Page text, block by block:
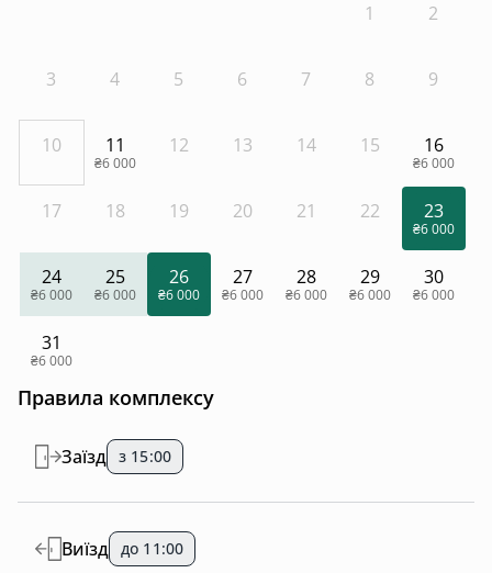
1 2
3 4 5 6 7 8 9
10 11
₴6 000
12 13 14 15 16
₴6 000
17 18 19 20 21 22 23
₴6 000
24
₴6 000
25
₴6 000
26
₴6 000
27
₴6 000
28
₴6 000
29
₴6 000
30
₴6 000
31
₴6 000
Правила комплексу
Заїзд з 15:00
Виїзд до 11:00